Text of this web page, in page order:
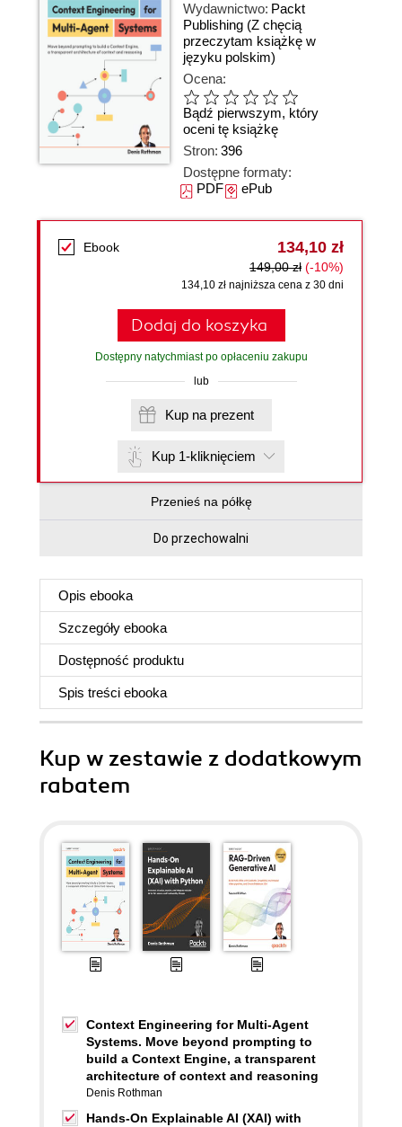
Wydawnictwo: Packt
Publishing (Z chęcią
przeczytam książkę w
języku polskim)
Ocena:
Bądź pierwszym, który
oceni tę książkę
Stron: 396
Dostępne formaty:
PDFePub
Ebook 134,10 zł
149,00 zł (-10%)
134,10 zł najniższa cena z 30 dni
Dodaj do koszyka
Dostępny natychmiast po opłaceniu zakupu
lub
Kup na prezent
Kup 1-kliknięciem
Przenieś na półkę
Do przechowalni
Opis ebooka
Szczegóły ebooka
Dostępność produktu
Spis treści ebooka
Kup w zestawie z dodatkowym
rabatem
Context Engineering for Multi-Agent
Systems. Move beyond prompting to
build a Context Engine, a transparent
architecture of context and reasoning
Denis Rothman
Hands-On Explainable AI (XAI) with